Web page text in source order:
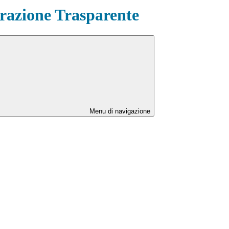
Trasparente
Menu di navigazione